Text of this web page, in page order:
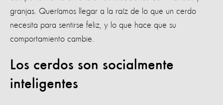
granjas. Queríamos llegar a la raíz de lo que un cerdo
necesita para sentirse feliz, y lo que hace que su
comportamiento cambie.
Los cerdos son socialmente
inteligentes